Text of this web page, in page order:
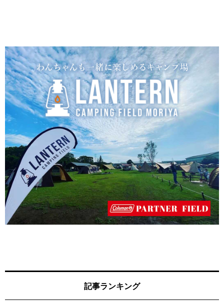
記事ランキング